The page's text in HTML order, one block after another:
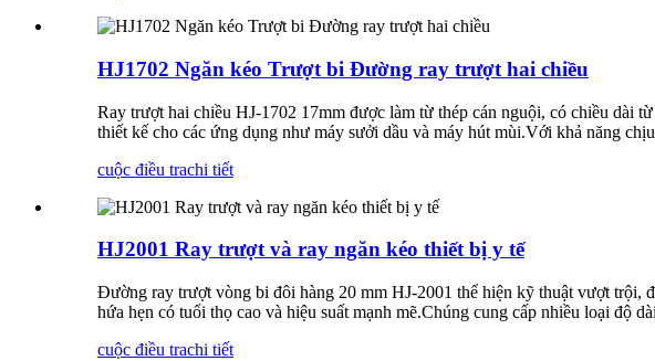
HJ1702 Ngăn kéo Trượt bi Đường ray trượt hai chiều
Ray trượt hai chiều HJ-1702 17mm được làm từ thép cán nguội, có chiều dài
thiết kế cho các ứng dụng như máy sưởi dầu và máy hút mùi.Với khả năng
cuộc điều trachi tiết
HJ2001 Ray trượt và ray ngăn kéo thiết bị y tế
Đường ray trượt vòng bi đôi hàng 20 mm HJ-2001 thể hiện kỹ thuật vượt trội,
hứa hẹn có tuổi thọ cao và hiệu suất mạnh mẽ.Chúng cung cấp nhiều loại độ
cuộc điều trachi tiết